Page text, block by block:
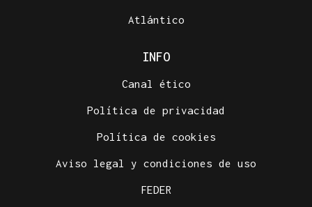
Atlántico
INFO
Canal ético
Política de privacidad
Política de cookies
Aviso legal y condiciones de uso
FEDER